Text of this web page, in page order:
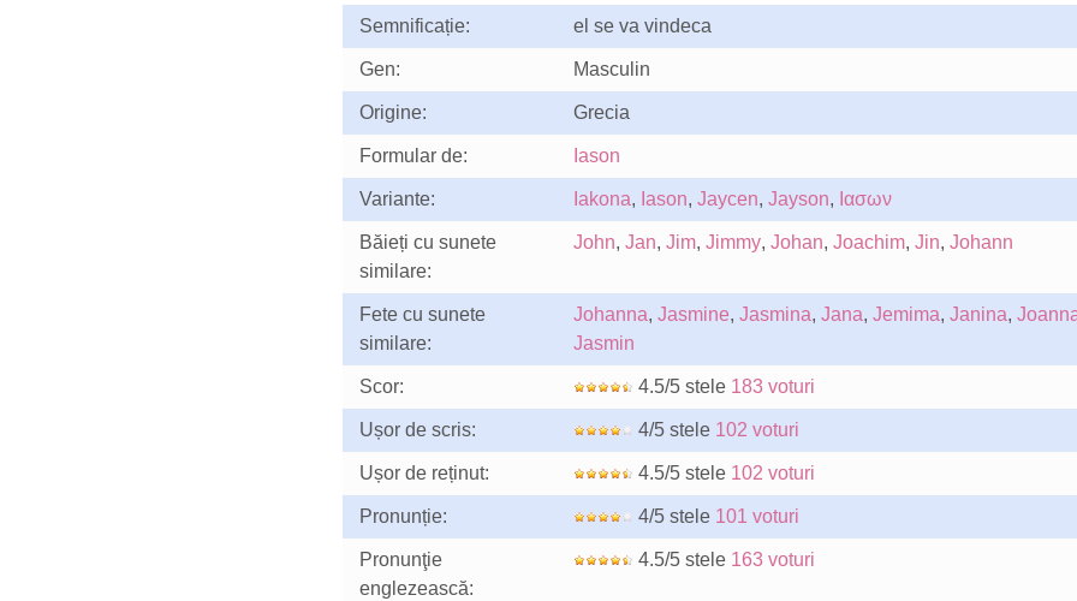
Semnificație: el se va vindeca
Gen: Masculin
Origine: Grecia
Formular de: Iason
Variante: Iakona, Iason, Jaycen, Jayson, Ιασων
Băieți cu sunete
similare:
John, Jan, Jim, Jimmy, Johan, Joachim, Jin, Johann
Fete cu sunete
similare:
Johanna, Jasmine, Jasmina, Jana, Jemima, Janina,
Jasmin
Scor: 4.5/5 stele 183 voturi
Ușor de scris: 4/5 stele 102 voturi
Ușor de reținut: 4.5/5 stele 102 voturi
Pronunție: 4/5 stele 101 voturi
Pronunţie
englezească:
4.5/5 stele 163 voturi